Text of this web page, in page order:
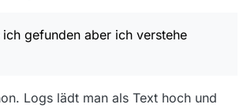
gefunden aber ich verstehe
Logs lädt man als Text hoch und